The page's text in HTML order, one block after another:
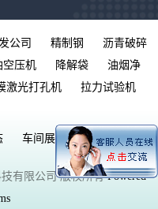
公司 精制钢
沥青破碎
空压机 降解袋
油烟净
激光打孔机 拉力试验机
车间展示 联系我们
有限公司 版权所有Powered